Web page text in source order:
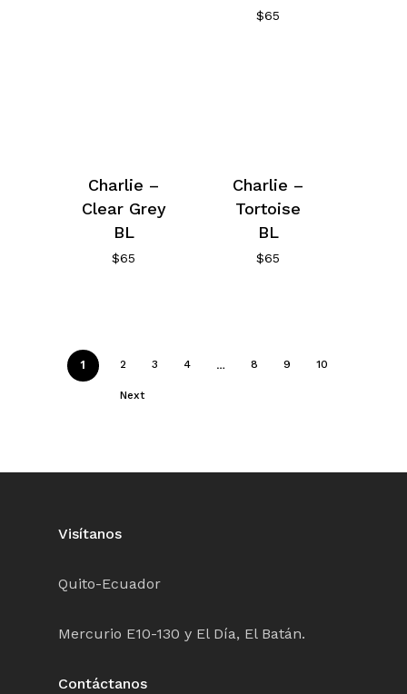
$65
Charlie –
Clear Grey
BL
$65
Charlie –
Tortoise
BL
$65
1 2 3 4 … 8 9 10
Next
Visítanos
Quito-Ecuador
Mercurio E10-130 y El Día, El Batán.
Contáctanos